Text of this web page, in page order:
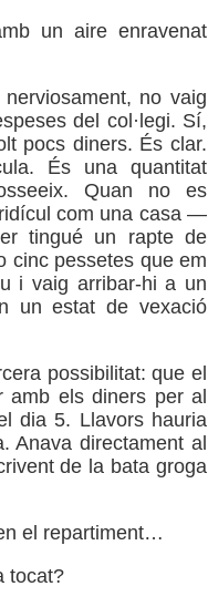
un aire enravenat
no vaig
del col·legi. Sí,
pocs diners. És clar.
És una quantitat
Quan no es
com una casa —
tingué un rapte de
cinc pessetes que em
i vaig arribar-hi a un
un estat de vexació
possibilitat: que el
amb els diners per al
dia 5. Llavors hauria
Anava directament al
de la bata groga
el repartiment…
tocat?